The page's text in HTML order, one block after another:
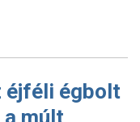
éjféli égbolt
múlt